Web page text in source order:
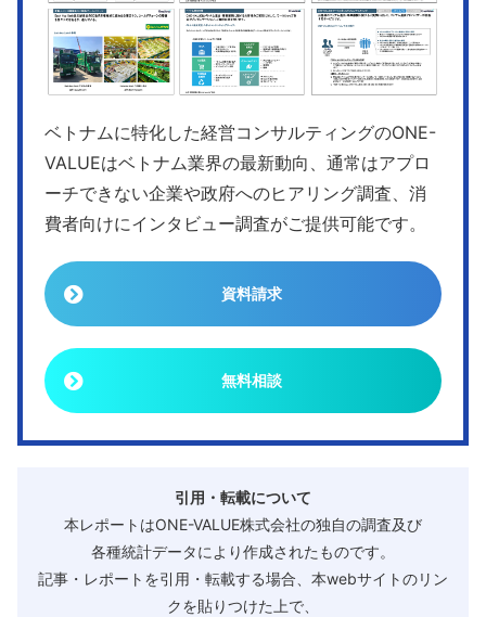
ベトナムに特化した経営コンサルティングのONE-
VALUEはベトナム業界の最新動向、通常はアプロ
ーチできない企業や政府へのヒアリング調査、消
費者向けにインタビュー調査がご提供可能です。
資料請求
無料相談
引用・転載について
本レポートはONE-VALUE株式会社の独自の調査及び
各種統計データにより作成されたものです。
記事・レポートを引用・転載する場合、本webサイトのリン
クを貼りつけた上で、